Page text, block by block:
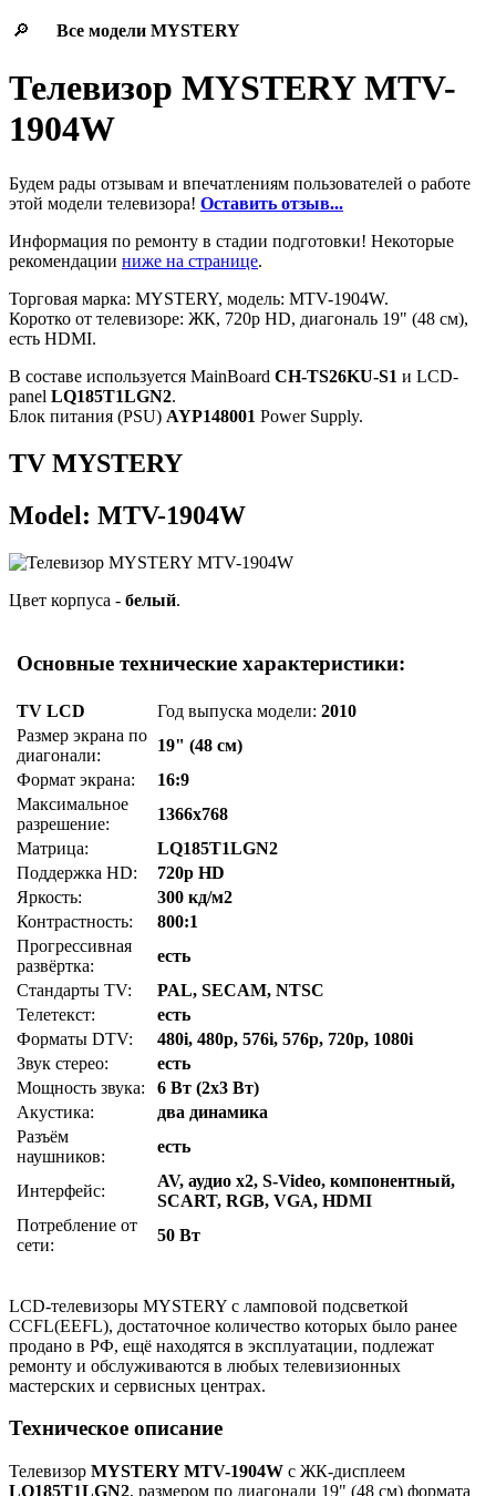
🔎 Все модели MYSTERY
Телевизор MYSTERY MTV-
1904W
Будем рады отзывам и впечатлениям пользователей о работе
этой модели телевизора! Оставить отзыв...
Информация по ремонту в стадии подготовки! Некоторые
рекомендации ниже на странице.
Торговая марка: MYSTERY, модель: MTV-1904W.
Коротко от телевизоре: ЖК, 720p HD, диагональ 19" (48 см),
есть HDMI.
В составе используется MainBoard CH-TS26KU-S1 и LCD-
panel LQ185T1LGN2.
Блок питания (PSU) AYP148001 Power Supply.
TV MYSTERY
Model: MTV-1904W
Цвет корпуса - белый.
Основные технические характеристики:
TV LCD Год выпуска модели:2010
Размер экрана по
диагонали:
19" (48 см)
Формат экрана:
16:9
Максимальное
разрешение:
1366x768
Матрица:
LQ185T1LGN2
Поддержка HD:
720p HD
Яркость:
300 кд/м2
Контрастность:
800:1
Прогрессивная
развёртка:
есть
Стандарты TV:
PAL, SECAM, NTSC
Телетекст:
есть
Форматы DTV:
480i, 480p, 576i, 576p, 720p, 1080i
Звук стерео:
есть
Мощность звука:
6 Вт (2х3 Вт)
Акустика:
два динамика
Разъём
наушников:
есть
Интерфейс:
AV, аудио x2, S-Video, компонентный,
SCART, RGB, VGA, HDMI
Потребление от
сети:
50 Вт
LCD-телевизоры MYSTERY с ламповой подсветкой
CCFL(EEFL), достаточное количество которых было ранее
продано в РФ, ещё находятся в эксплуатации, подлежат
ремонту и обслуживаются в любых телевизионных
мастерских и сервисных центрах.
Техническое описание
Телевизор MYSTERY MTV-1904W с ЖК-дисплеем
LQ185T1LGN2, размером по диагонали 19" (48 см) формата